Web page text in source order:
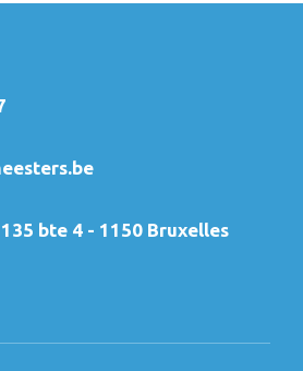
135 bte 4 - 1150 Bruxelles